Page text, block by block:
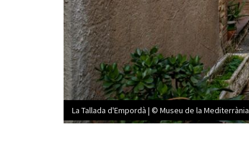
La Tallada d'Empordà | © Museu de la Mediterrània